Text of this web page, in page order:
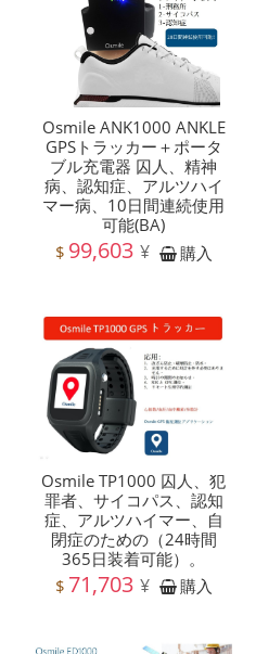
Osmile ANK1000 ANKLE
GPSトラッカー＋ポータ
ブル充電器 囚人、精神
病、認知症、アルツハイ
マー病、10日間連続使用
可能(BA)
$ 99,603 ¥ 購入
Osmile TP1000 囚人、犯
罪者、サイコパス、認知
症、アルツハイマー、自
閉症のための（24時間
365日装着可能）。
$ 71,703 ¥ 購入